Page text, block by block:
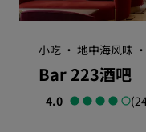
小吃 · 地中海风味
Bar 223酒吧
4.0